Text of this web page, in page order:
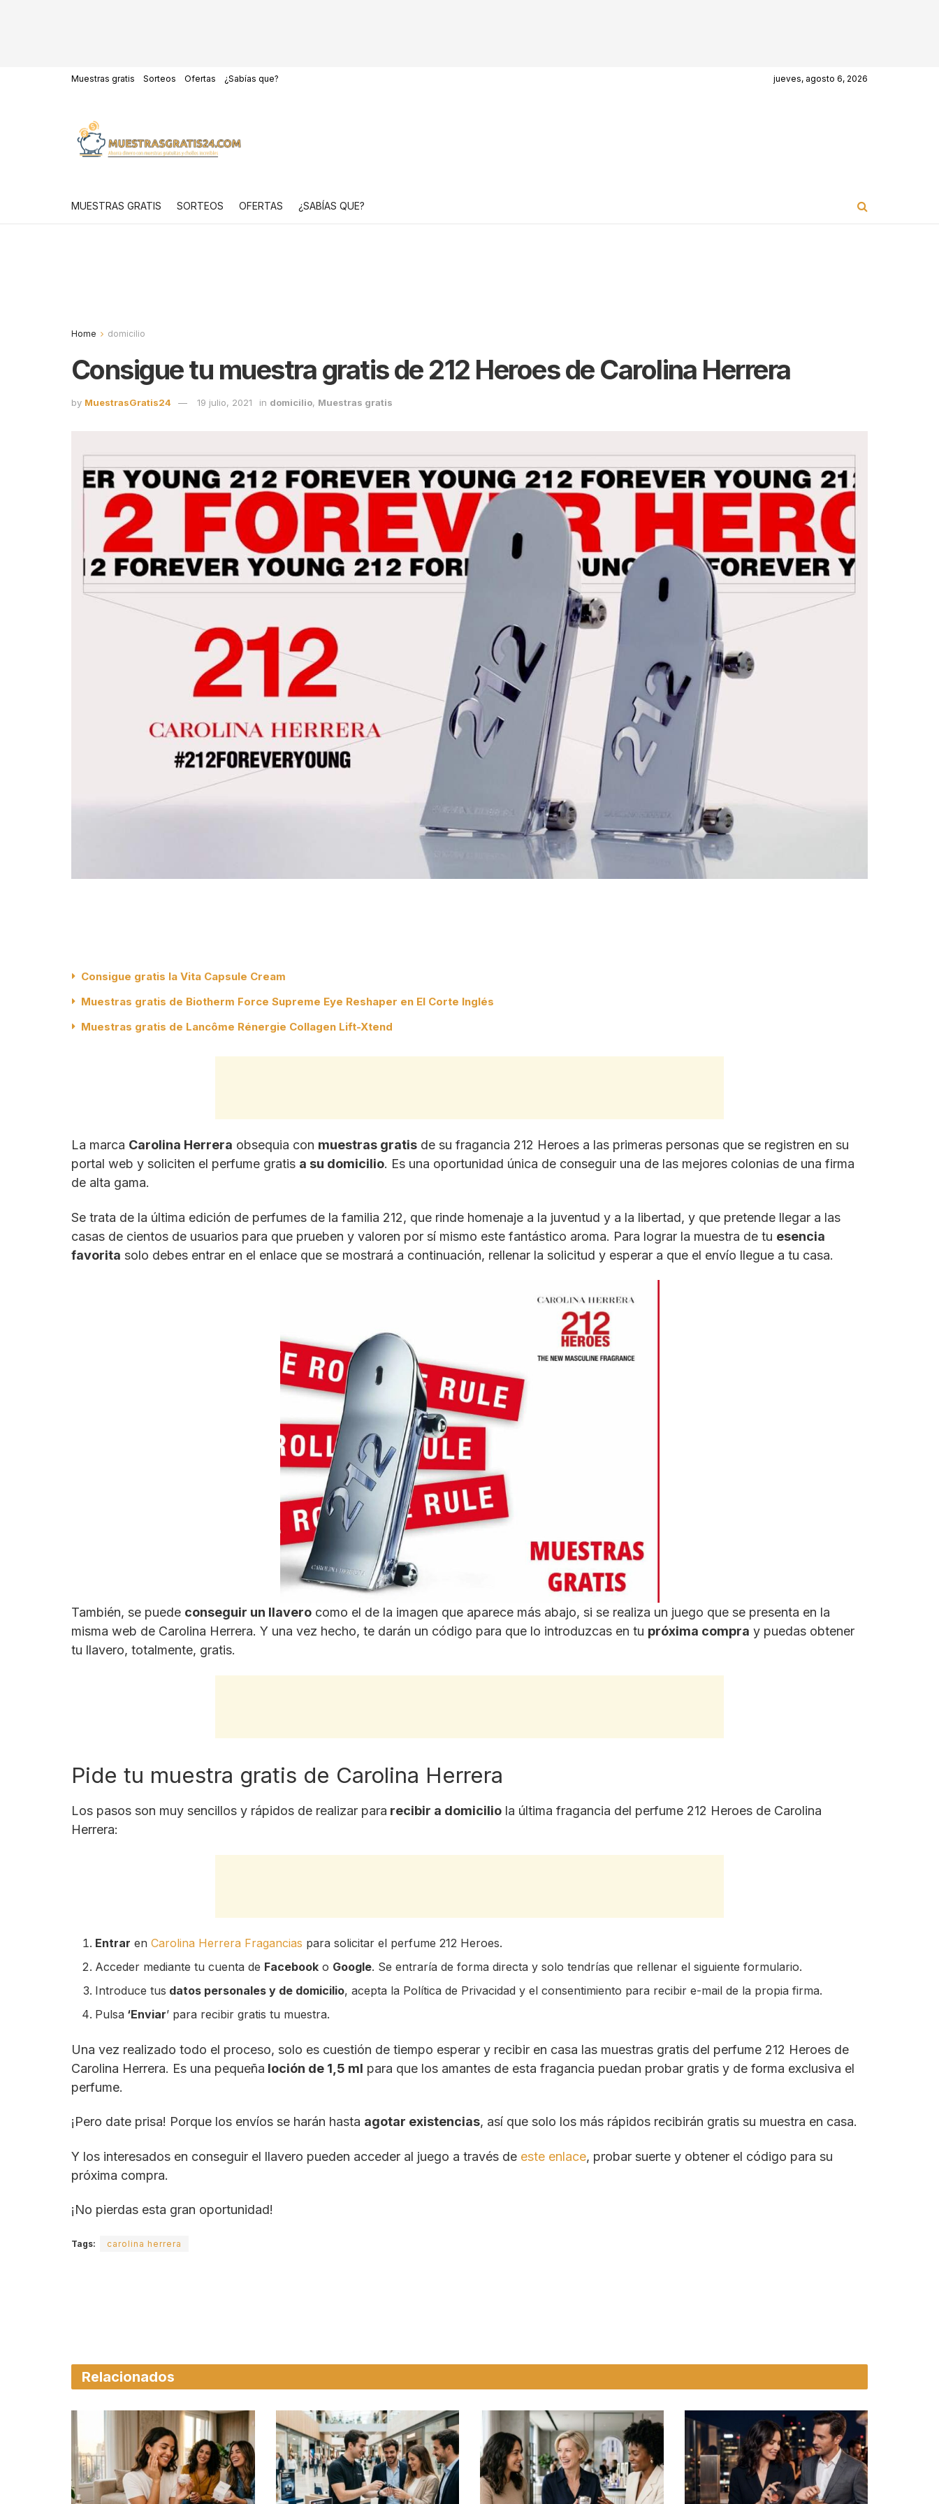
Muestras gratis Sorteos Ofertas ¿Sabías que? jueves, agosto 6, 2026
MUESTRAS GRATIS SORTEOS OFERTAS ¿SABÍAS QUE?
Home domicilio
Consigue tu muestra gratis de 212 Heroes de Carolina Herrera
by MuestrasGratis24 19 julio, 2021 in domicilio, Muestras gratis
Consigue gratis la Vita Capsule Cream
Muestras gratis de Biotherm Force Supreme Eye Reshaper en El Corte Inglés
Muestras gratis de Lancôme Rénergie Collagen Lift-Xtend
La marca Carolina Herrera obsequia con muestras gratis de su fragancia 212 Heroes a las primeras personas que se registren en su
portal web y soliciten el perfume gratis a su domicilio. Es una oportunidad única de conseguir una de las mejores colonias de una firma
de alta gama.
Se trata de la última edición de perfumes de la familia 212, que rinde homenaje a la juventud y a la libertad, y que pretende llegar a las
casas de cientos de usuarios para que prueben y valoren por sí mismo este fantástico aroma. Para lograr la muestra de tu esencia
favorita solo debes entrar en el enlace que se mostrará a continuación, rellenar la solicitud y esperar a que el envío llegue a tu casa.
También, se puede conseguir un llavero como el de la imagen que aparece más abajo, si se realiza un juego que se presenta en la
misma web de Carolina Herrera. Y una vez hecho, te darán un código para que lo introduzcas en tu próxima compra y puedas obtener
tu llavero, totalmente, gratis.
Pide tu muestra gratis de Carolina Herrera
Los pasos son muy sencillos y rápidos de realizar para recibir a domicilio la última fragancia del perfume 212 Heroes de Carolina
Herrera:
Entrar enCarolina Herrera Fragancias para solicitar el perfume 212 Heroes.
Acceder mediante tu cuenta de Facebook o Google. Se entraría de forma directa y solo tendrías que rellenar el siguiente formulario.
Introduce tus datos personales y de domicilio, acepta la Política de Privacidad y el consentimiento para recibir e-mail de la propia firma.
Pulsa ‘Enviar’ para recibir gratis tu muestra.
Una vez realizado todo el proceso, solo es cuestión de tiempo esperar y recibir en casa las muestras gratis del perfume 212 Heroes de
Carolina Herrera. Es una pequeña loción de 1,5 ml para que los amantes de esta fragancia puedan probar gratis y de forma exclusiva el
perfume.
¡Pero date prisa! Porque los envíos se harán hasta agotar existencias, así que solo los más rápidos recibirán gratis su muestra en casa.
Y los interesados en conseguir el llavero pueden acceder al juego a través de este enlace, probar suerte y obtener el código para su
próxima compra.
¡No pierdas esta gran oportunidad!
Tags: carolina herrera
Relacionados